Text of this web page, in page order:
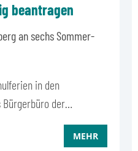
beantragen
an sechs Sommer-
in den
Bürgerbüro der…
MEHR